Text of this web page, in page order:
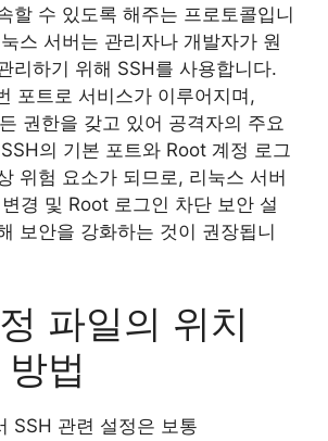
할 수 있도록 해주는 프로토콜입니
스 서버는 관리자나 개발자가 원
리하기 위해 SSH를 사용합니다.
포트로 서비스가 이루어지며,
권한을 갖고 있어 공격자의 주요
의 기본 포트와 Root 계정 로그
위험 요소가 되므로, 리눅스 서버
경 및 Root 로그인 차단 보안 설
보안을 강화하는 것이 권장됩니
파일의 위치
법
SSH 관련 설정은 보통